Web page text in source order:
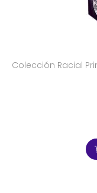
Colección Racial